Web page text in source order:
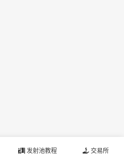
发射池教程 交易所